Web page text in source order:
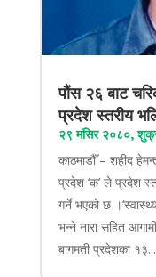
पौंस २६ बाट
प्रदेश स्तरीय
२९ मंसिर २०८०,
काठमाडौँ – शहीद
प्रदेश ‘क’ ले प्रदेश
गर्ने भएको छ
भन्ने नारा सहित
बागमती प्रदेशका १३...